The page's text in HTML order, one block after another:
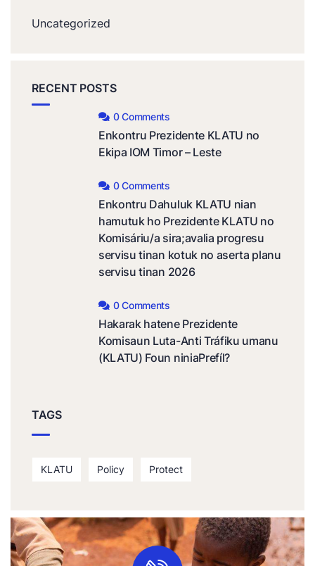
Uncategorized
RECENT POSTS
0 Comments
Enkontru Prezidente KLATU no
Ekipa IOM Timor – Leste
0 Comments
Enkontru Dahuluk KLATU nian
hamutuk ho Prezidente KLATU no
Komisáriu/a sira;avalia progresu
servisu tinan kotuk no aserta planu
servisu tinan 2026
0 Comments
Hakarak hatene Prezidente
Komisaun Luta-Anti Tráfiku umanu
(KLATU) Foun niniaPrefíl?
TAGS
KLATU Policy Protect